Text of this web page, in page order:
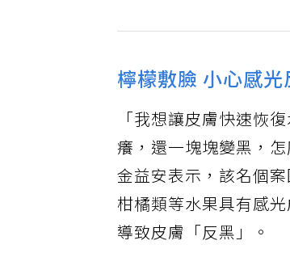
檸檬敷臉 小心感光
「我想讓皮膚快速恢
癢，還一塊塊變黑，
金益安表示，該名個
柑橘類等水果具有感
導致皮膚「反黑」。